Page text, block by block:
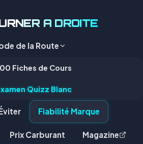
A DROITE
de la Route
Fiches de Cours
Quizz Blanc
Fiabilité Marque
Prix Carburant Magazine